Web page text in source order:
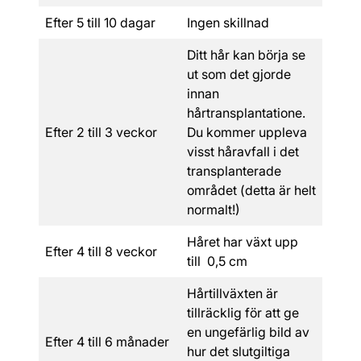
Efter 5 till 10 dagar
Ingen skillnad
Efter 2 till 3 veckor
Ditt hår kan börja se
ut som det gjorde
innan
hårtransplantatione.
Du kommer uppleva
visst håravfall i det
transplanterade
området (detta är helt
normalt!)
Efter 4 till 8 veckor
Håret har växt upp
till 0,5 cm
Efter 4 till 6 månader
Hårtillväxten är
tillräcklig för att ge
en ungefärlig bild av
hur det slutgiltiga